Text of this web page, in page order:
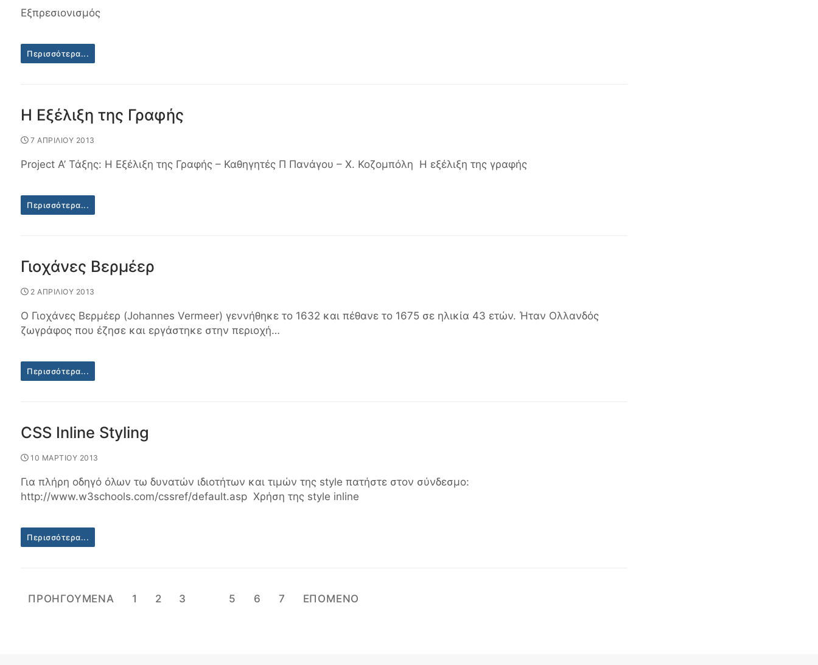
Εξπρεσιονισμός
Περισσότερα...
Η Εξέλιξη της Γραφής
7 ΑΠΡΙΛΙΟΥ 2013
Project A’ Τάξης: Η Εξέλιξη της Γραφής – Καθηγητές Π Πανάγου – Χ. Κοζομπόλη Η εξέλιξη της γραφής
Περισσότερα...
Γιοχάνες Βερμέερ
2 ΑΠΡΙΛΙΟΥ 2013
Ο Γιοχάνες Βερμέερ (Johannes Vermeer) γεννήθηκε το 1632 και πέθανε το 1675 σε ηλικία 43 ετών. Ήταν Ολλανδός
ζωγράφος που έζησε και εργάστηκε στην περιοχή…
Περισσότερα...
CSS Inline Styling
10 ΜΑΡΤΙΟΥ 2013
Για πλήρη οδηγό όλων τω δυνατών ιδιοτήτων και τιμών της style πατήστε στον σύνδεσμο:
http://www.w3schools.com/cssref/default.asp Χρήση της style inline
Περισσότερα...
Σελιδοποίηση
ΠΡΟΗΓΟΥΜΕΝΑ 1 2 3 5 6 7 ΕΠΟΜΕΝΟ